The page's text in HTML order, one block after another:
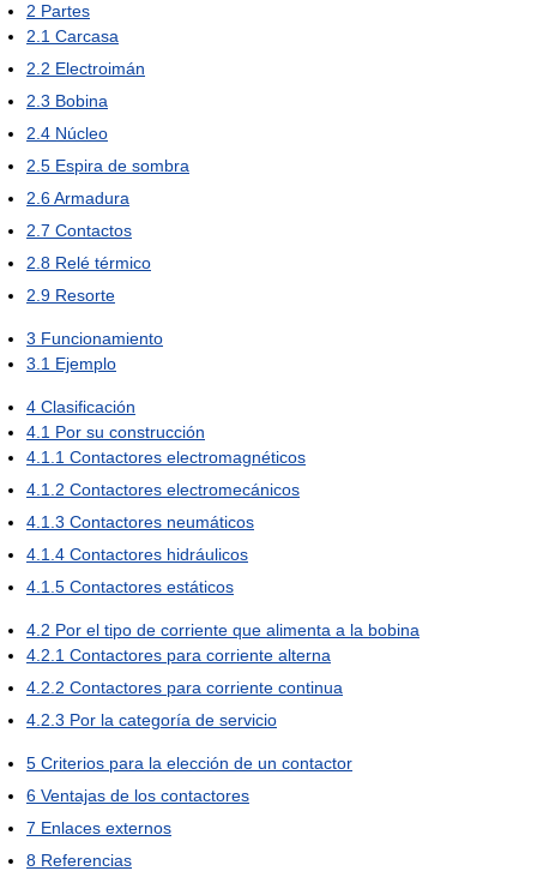
2 Partes
2.1 Carcasa
2.2 Electroimán
2.3 Bobina
2.4 Núcleo
2.5 Espira de sombra
2.6Armadura
2.7 Contactos
2.8 Relé térmico
2.9 Resorte
3 Funcionamiento
3.1 Ejemplo
4 Clasificación
4.1 Por su construcción
4.1.1 Contactores electromagnéticos
4.1.2 Contactores electromecánicos
4.1.3 Contactores neumáticos
4.1.4 Contactores hidráulicos
4.1.5 Contactores estáticos
4.2 Por el tipo de corriente que alimenta a la bobina
4.2.1 Contactores para corriente alterna
4.2.2 Contactores para corriente continua
4.2.3 Por la categoría de servicio
5 Criterios para la elección de un contactor
6 Ventajas de los contactores
7 Enlaces externos
8 Referencias